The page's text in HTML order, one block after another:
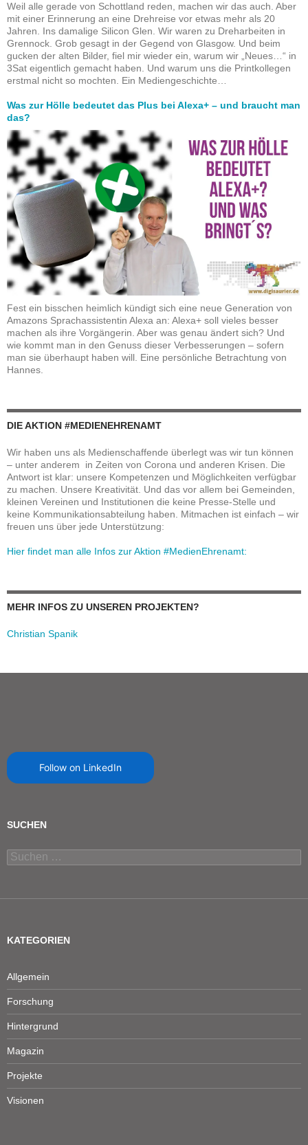
Weil alle gerade von Schottland reden, machen wir das auch. Aber
mit einer Erinnerung an eine Drehreise vor etwas mehr als 20
Jahren. Ins damalige Silicon Glen. Wir waren zu Dreharbeiten in
Grennock. Grob gesagt in der Gegend von Glasgow. Und beim
gucken der alten Bilder, fiel mir wieder ein, warum wir „Neues…“ in
3Sat eigentlich gemacht haben. Und warum uns die Printkollegen
erstmal nicht so mochten. Ein Mediengeschichte…
Was zur Hölle bedeutet das Plus bei Alexa+ – und braucht man
das?
Fest ein bisschen heimlich kündigt sich eine neue Generation von
Amazons Sprachassistentin Alexa an: Alexa+ soll vieles besser
machen als ihre Vorgängerin. Aber was genau ändert sich? Und
wie kommt man in den Genuss dieser Verbesserungen – sofern
man sie überhaupt haben will. Eine persönliche Betrachtung von
Hannes.
DIE AKTION #MEDIENEHRENAMT
Wir haben uns als Medienschaffende überlegt was wir tun können
– unter anderem in Zeiten von Corona und anderen Krisen. Die
Antwort ist klar: unsere Kompetenzen und Möglichkeiten verfügbar
zu machen. Unsere Kreativität. Und das vor allem bei Gemeinden,
kleinen Vereinen und Institutionen die keine Presse-Stelle und
keine Kommunikationsabteilung haben. Mitmachen ist einfach – wir
freuen uns über jede Unterstützung:
Hier findet man alle Infos zur Aktion #MedienEhrenamt:
MEHR INFOS ZU UNSEREN PROJEKTEN?
Christian Spanik
Follow on LinkedIn
SUCHEN
Suchen
nach:
KATEGORIEN
Allgemein
Forschung
Hintergrund
Magazin
Projekte
Visionen